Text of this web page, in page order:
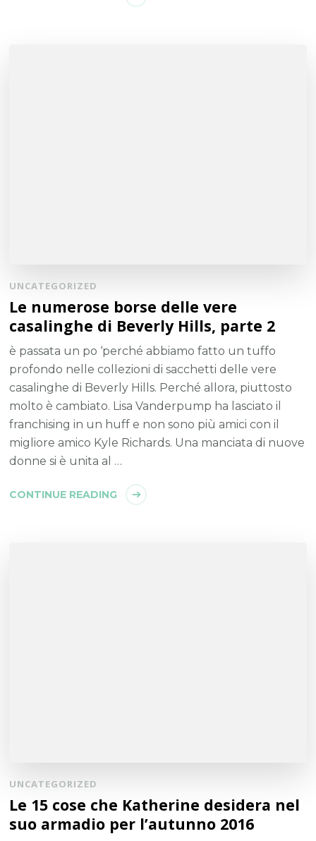
UNCATEGORIZED
Le numerose borse delle vere
casalinghe di Beverly Hills, parte 2
è passata un po ‘perché abbiamo fatto un tuffo
profondo nelle collezioni di sacchetti delle vere
casalinghe di Beverly Hills. Perché allora, piuttosto
molto è cambiato. Lisa Vanderpump ha lasciato il
franchising in un huff e non sono più amici con il
migliore amico Kyle Richards. Una manciata di nuove
donne si è unita al …
CONTINUE READING
UNCATEGORIZED
Le 15 cose che Katherine desidera nel
suo armadio per l’autunno 2016